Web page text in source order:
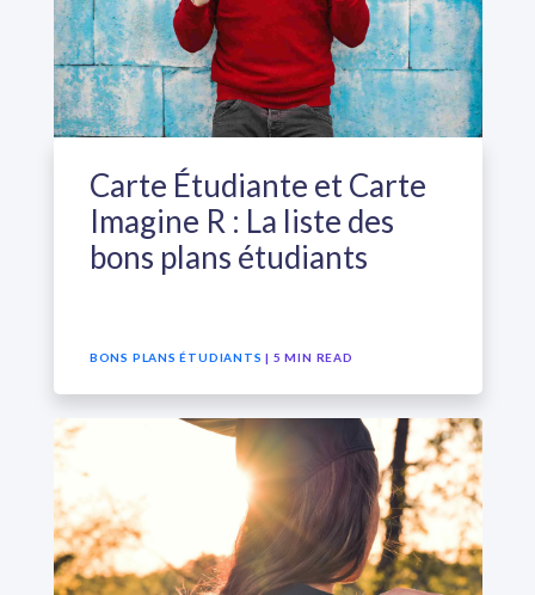
Carte Étudiante et Carte
Imagine R : La liste des
bons plans étudiants
BONS PLANS ÉTUDIANTS | 5 MIN READ